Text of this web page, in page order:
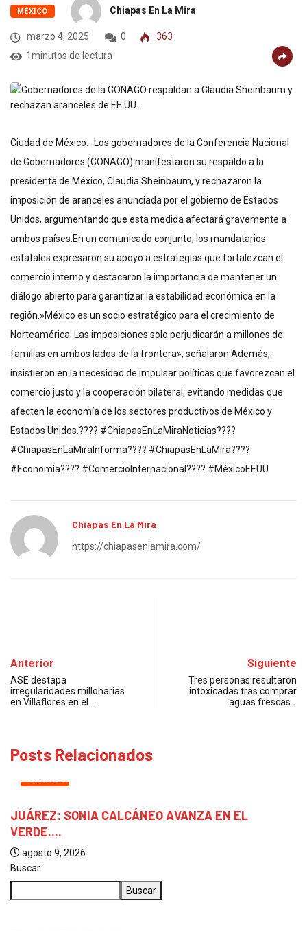
MÉXICO Chiapas En La Mira
marzo 4, 2025 0
363
1minutos de lectura
Ciudad de México.- Los gobernadores de la Conferencia Nacional
de Gobernadores (CONAGO) manifestaron su respaldo a la
presidenta de México, Claudia Sheinbaum, y rechazaron la
imposición de aranceles anunciada por el gobierno de Estados
Unidos, argumentando que esta medida afectará gravemente a
ambos países.En un comunicado conjunto, los mandatarios
estatales expresaron su apoyo a estrategias que fortalezcan el
comercio interno y destacaron la importancia de mantener un
diálogo abierto para garantizar la estabilidad económica en la
región.»México es un socio estratégico para el crecimiento de
Norteamérica. Las imposiciones solo perjudicarán a millones de
familias en ambos lados de la frontera», señalaron.Además,
insistieron en la necesidad de impulsar políticas que favorezcan el
comercio justo y la cooperación bilateral, evitando medidas que
afecten la economía de los sectores productivos de México y
Estados Unidos.???? #ChiapasEnLaMiraNoticias????
#ChiapasEnLaMiraInforma???? #ChiapasEnLaMira????
#Economía???? #ComercioInternacional???? #MéxicoEEUU
Chiapas En La Mira
https://chiapasenlamira.com/
Anterior
ASE destapa
irregularidades millonarias
en Villaflores en el…
Siguiente
Tres personas resultaron
intoxicadas tras comprar
aguas frescas…
Posts Relacionados
CHIAPAS
JUÁREZ: SONIA CALCÁNEO AVANZA EN EL
VERDE....
agosto 9, 2026
Buscar
Buscar